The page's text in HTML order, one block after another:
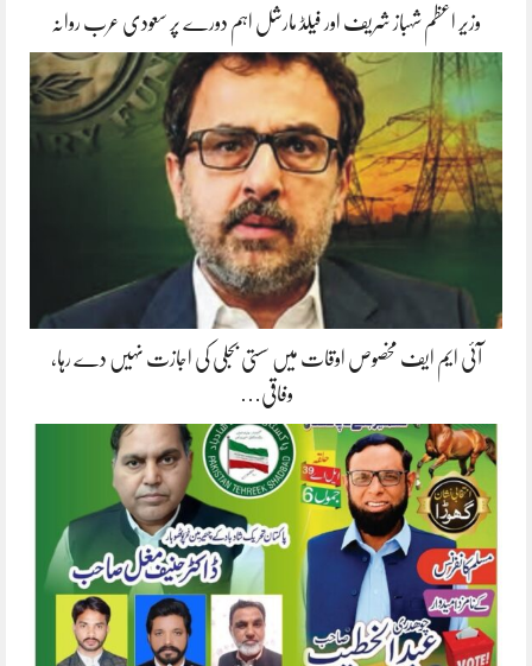
وزیر اعظم شہباز شریف اور فیلڈ مارشل اہم دورے پر سعودی عرب روانہ
آئی ایم ایف مخصوص اوقات میں سستی بجلی کی اجازت نہیں دے رہا،
وفاقی…